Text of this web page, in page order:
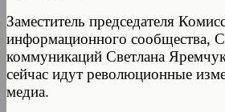
Заместитель председателя
информационного сообщества,
коммуникаций Светлана
сейчас идут революционные
медиа.